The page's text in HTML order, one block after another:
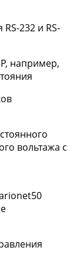
232 и RS-
например,
вольтажа с